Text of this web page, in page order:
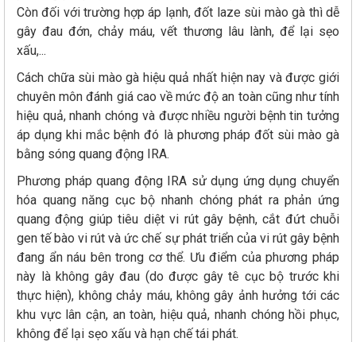
Còn đối với trường hợp áp lạnh, đốt laze sùi mào gà thì dễ
gây đau đớn, chảy máu, vết thương lâu lành, để lại sẹo
xấu,...
Cách chữa sùi mào gà hiệu quả nhất hiện nay và được giới
chuyên môn đánh giá cao về mức độ an toàn cũng như tính
hiệu quả, nhanh chóng và được nhiều người bệnh tin tưởng
áp dụng khi mắc bệnh đó là phương pháp đốt sùi mào gà
bằng sóng quang động IRA.
Phương pháp quang động IRA sử dụng ứng dụng chuyển
hóa quang năng cục bộ nhanh chóng phát ra phản ứng
quang động giúp tiêu diệt vi rút gây bệnh, cắt đứt chuỗi
gen tế bào vi rút và ức chế sự phát triển của vi rút gây bệnh
đang ẩn náu bên trong cơ thể. Ưu điểm của phương pháp
này là không gây đau (do được gây tê cục bộ trước khi
thực hiện), không chảy máu, không gây ảnh hưởng tới các
khu vực lân cận, an toàn, hiệu quả, nhanh chóng hồi phục,
không để lại sẹo xấu và hạn chế tái phát.